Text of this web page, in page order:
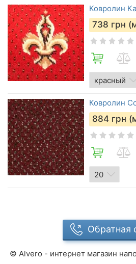
Ковролин
738 грн
Ковролин
884 грн
Обратная
© Alvero - интернет магазин